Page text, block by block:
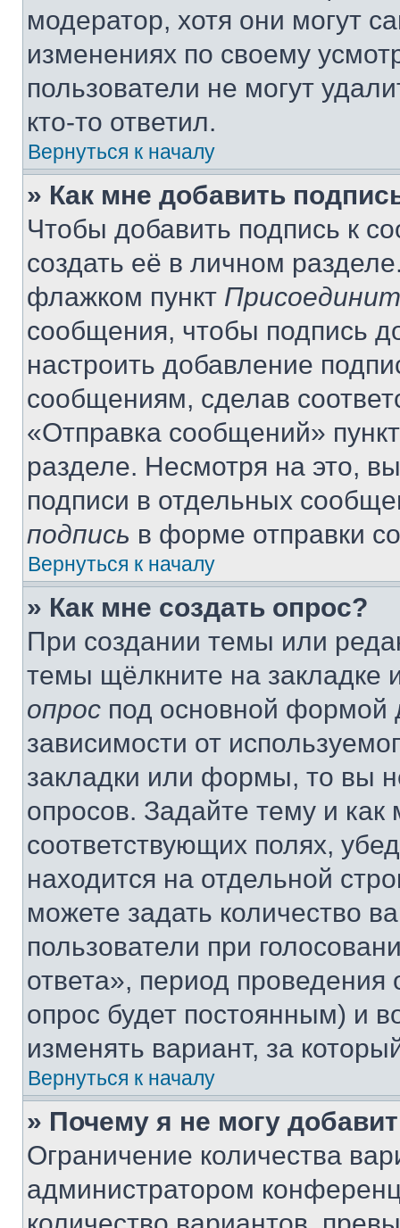
модератор, хотя они могут
изменениях по своему
пользователи не могут
кто-то ответил.
Вернуться к началу
» Как мне добавить
Чтобы добавить подпись к
создать её в личном
флажком пункт
сообщения, чтобы подпись
настроить добавление
сообщениям, сделав
«Отправка сообщений»
разделе. Несмотря на это,
подписи в отдельных
подпись в форме отправки
Вернуться к началу
» Как мне создать опрос?
При создании темы или
темы щёлкните на
опрос под основной формой
зависимости от
закладки или формы, то вы
опросов. Задайте тему и
соответствующих полях,
находится на отдельной
можете задать количество
пользователи при
ответа», период проведения
опрос будет постоянным) и
изменять вариант, за
Вернуться к началу
» Почему я не могу
Ограничение количества
администратором